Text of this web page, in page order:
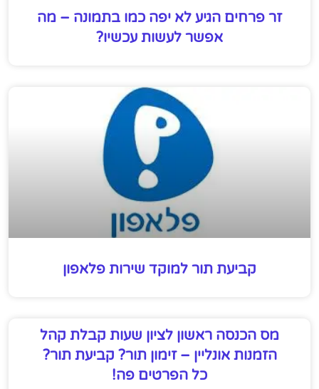
זר פרחים הגיע לא יפה כמו בתמונה – מה
אפשר לעשות עכשיו?
קביעת תור למוקד שירות פלאפון
מס הכנסה ראשון לציון שעות קבלת קהל
הזמנות אונליין – זימון תור? קביעת תור?
כל הפרטים פה!